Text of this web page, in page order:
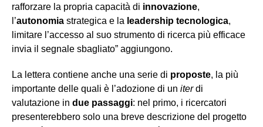
rafforzare la propria capacità di innovazione,
l’autonomia strategica e la leadership tecnologica,
limitare l’accesso al suo strumento di ricerca più efficace
invia il segnale sbagliato” aggiungono.
La lettera contiene anche una serie di proposte, la più
importante delle quali è l’adozione di un iterdi
valutazione in due passaggi: nel primo, i ricercatori
presenterebbero solo una breve descrizione del progetto